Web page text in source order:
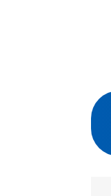
本
文